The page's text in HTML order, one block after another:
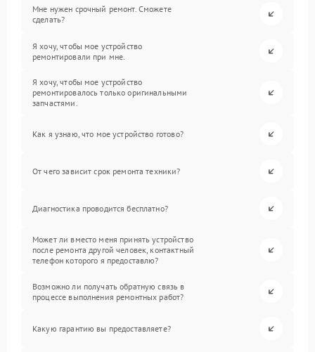
Мне нужен срочный ремонт. Сможете
сделать?
Я хочу, чтобы мое устройство
ремонтировали при мне.
Я хочу, чтобы мое устройство
ремонтировалось только оригинальными
запчастями.
Как я узнаю, что мое устройство готово?
От чего зависит срок ремонта техники?
Диагностика проводится бесплатно?
Может ли вместо меня принять устройство
после ремонта другой человек, контактный
телефон которого я предоставлю?
Возможно ли получать обратную связь в
процессе выполнения ремонтных работ?
Какую гарантию вы предоставляете?